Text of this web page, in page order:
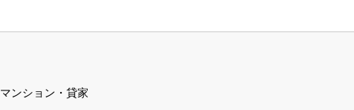
ンション・貸家